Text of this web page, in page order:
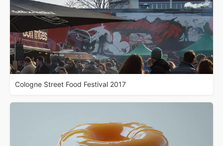
Cologne Street Food Festival 2017